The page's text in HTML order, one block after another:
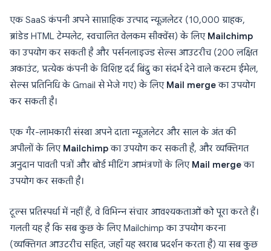
एक SaaS कंपनी अपने साप्ताहिक उत्पाद न्यूज़लेटर (10,000 ग्राहक,
ब्रांडेड HTML टेम्पलेट, स्वचालित वेलकम सीक्वेंस) के लिए Mailchimp
का उपयोग कर सकती है और पर्सनलाइज्ड सेल्स आउटरीच (200 लक्षित
अकाउंट, प्रत्येक कंपनी के विशिष्ट दर्द बिंदु का संदर्भ देने वाले कस्टम ईमेल,
सेल्स प्रतिनिधि के Gmail से भेजे गए) के लिए Mail mergeका उपयोग
कर सकती है।
एक गैर-लाभकारी संस्था अपने दाता न्यूज़लेटर और साल के अंत की
अपीलों के लिए Mailchimpका उपयोग कर सकती है, और व्यक्तिगत
अनुदान पावती पत्रों और बोर्ड मीटिंग आमंत्रणों के लिए Mail mergeका
उपयोग कर सकती है।
टूल्स प्रतिस्पर्धा में नहीं हैं, वे विभिन्न संचार आवश्यकताओं को पूरा करते हैं।
गलती यह है कि सब कुछ के लिए Mailchimp का उपयोग करना
(व्यक्तिगत आउटरीच सहित, जहाँ यह खराब प्रदर्शन करता है) या सब कुछ